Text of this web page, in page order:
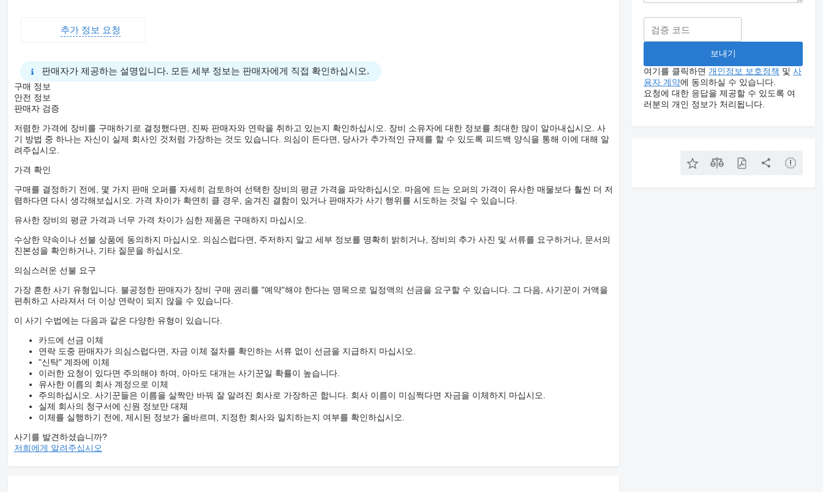
추가 정보 요청
판매자가 제공하는 설명입니다. 모든 세부 정보는 판매자에게 직접 확인하십시오.
구매 정보
안전 정보
판매자 검증
저렴한 가격에 장비를 구매하기로 결정했다면, 진짜 판매자와 연락을 취하고 있는지 확인하십시오. 장비 소유자에 대한 정보를 최대한 많이 알아내십시오. 사
기 방법 중 하나는 자신이 실제 회사인 것처럼 가장하는 것도 있습니다. 의심이 든다면, 당사가 추가적인 규제를 할 수 있도록 피드백 양식을 통해 이에 대해 알
려주십시오.
가격 확인
구매를 결정하기 전에, 몇 가지 판매 오퍼를 자세히 검토하여 선택한 장비의 평균 가격을 파악하십시오. 마음에 드는 오퍼의 가격이 유사한 매물보다 훨씬 더 저
렴하다면 다시 생각해보십시오. 가격 차이가 확연히 클 경우, 숨겨진 결함이 있거나 판매자가 사기 행위를 시도하는 것일 수 있습니다.
유사한 장비의 평균 가격과 너무 가격 차이가 심한 제품은 구매하지 마십시오.
수상한 약속이나 선불 상품에 동의하지 마십시오. 의심스럽다면, 주저하지 말고 세부 정보를 명확히 밝히거나, 장비의 추가 사진 및 서류를 요구하거나, 문서의
진본성을 확인하거나, 기타 질문을 하십시오.
의심스러운 선불 요구
가장 흔한 사기 유형입니다. 불공정한 판매자가 장비 구매 권리를 "예약"해야 한다는 명목으로 일정액의 선금을 요구할 수 있습니다. 그 다음, 사기꾼이 거액을
편취하고 사라져서 더 이상 연락이 되지 않을 수 있습니다.
이 사기 수법에는 다음과 같은 다양한 유형이 있습니다.
카드에 선금 이체
연락 도중 판매자가 의심스럽다면, 자금 이체 절차를 확인하는 서류 없이 선금을 지급하지 마십시오.
"신탁" 계좌에 이체
이러한 요청이 있다면 주의해야 하며, 아마도 대개는 사기꾼일 확률이 높습니다.
유사한 이름의 회사 계정으로 이체
주의하십시오. 사기꾼들은 이름을 살짝만 바꿔 잘 알려진 회사로 가장하곤 합니다. 회사 이름이 미심쩍다면 자금을 이체하지 마십시오.
실제 회사의 청구서에 신원 정보만 대체
이체를 실행하기 전에, 제시된 정보가 올바르며, 지정한 회사와 일치하는지 여부를 확인하십시오.
사기를 발견하셨습니까?
저희에게 알려주십시오
여기를 클릭하면 개인정보 보호정책 및사
용자 계약에 동의하실 수 있습니다.
요청에 대한 응답을 제공할 수 있도록 여
러분의 개인 정보가 처리됩니다.